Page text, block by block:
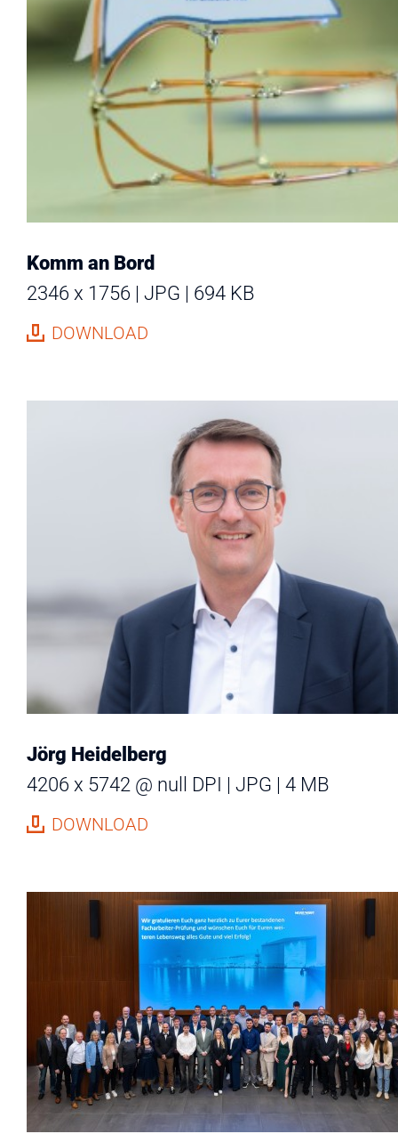
Komm an Bord
2346 x 1756
JPG 694 KB
DOWNLOAD
Jörg Heidelberg
4206 x 5742 @ null DPI
JPG 4 MB
DOWNLOAD